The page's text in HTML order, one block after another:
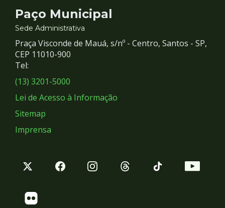
Contato
e
Redes
Sociais
Paço Municipal
Sede Administrativa
Praça Visconde de Mauá, s/nº - Centro, Santos - SP,
CEP 11010-900
Tel:
(13) 3201-5000
Lei de Acesso à Informação
Sitemap
Imprensa